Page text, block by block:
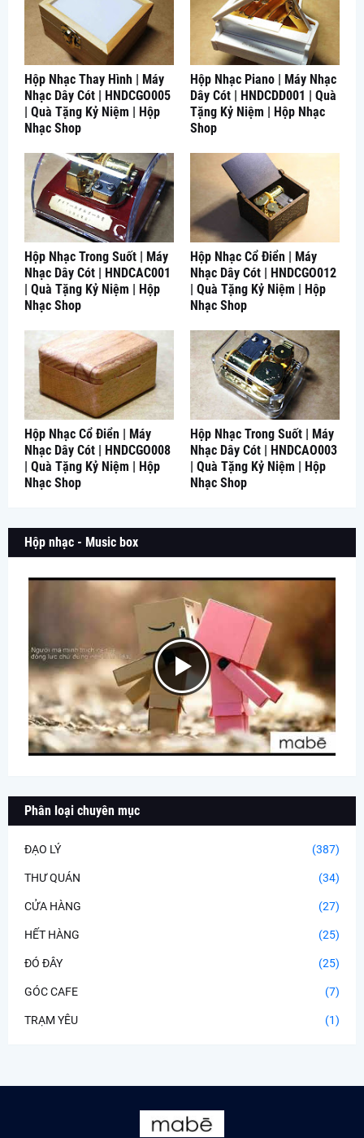
Hộp Nhạc Thay Hình | Máy
Nhạc Dây Cót | HNDCGO005
| Quà Tặng Kỷ Niệm | Hộp
Nhạc Shop
Hộp Nhạc Piano | Máy Nhạc
Dây Cót | HNDCDD001 | Quà
Tặng Kỷ Niệm | Hộp Nhạc
Shop
Hộp Nhạc Trong Suốt | Máy
Nhạc Dây Cót | HNDCAC001
| Quà Tặng Kỷ Niệm | Hộp
Nhạc Shop
Hộp Nhạc Cổ Điển | Máy
Nhạc Dây Cót | HNDCGO012
| Quà Tặng Kỷ Niệm | Hộp
Nhạc Shop
Hộp Nhạc Cổ Điển | Máy
Nhạc Dây Cót | HNDCGO008
| Quà Tặng Kỷ Niệm | Hộp
Nhạc Shop
Hộp Nhạc Trong Suốt | Máy
Nhạc Dây Cót | HNDCAO003
| Quà Tặng Kỷ Niệm | Hộp
Nhạc Shop
Hộp nhạc - Music box
Phân loại chuyên mục
ĐẠO LÝ (387)
THƯ QUÁN (34)
CỬA HÀNG (27)
HẾT HÀNG (25)
ĐÓ ĐÂY (25)
GÓC CAFE (7)
TRẠM YÊU (1)